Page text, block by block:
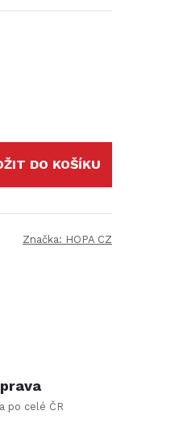
DO KOŠÍKU
Značka: HOPA CZ
po celé ČR